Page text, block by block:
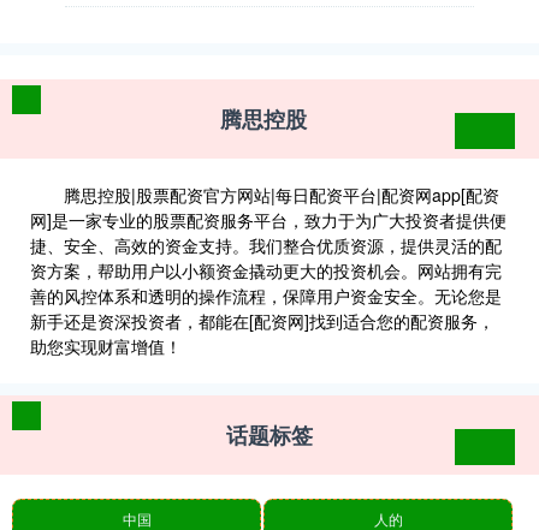
腾思控股
腾思控股|股票配资官方网站|每日配资平台|配资网app[配资
网]是一家专业的股票配资服务平台，致力于为广大投资者提供便
捷、安全、高效的资金支持。我们整合优质资源，提供灵活的配
资方案，帮助用户以小额资金撬动更大的投资机会。网站拥有完
善的风控体系和透明的操作流程，保障用户资金安全。无论您是
新手还是资深投资者，都能在[配资网]找到适合您的配资服务，
助您实现财富增值！
话题标签
中国 人的